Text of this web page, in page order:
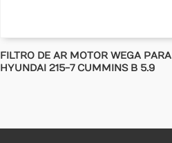
FILTRO DE AR MOTOR WEGA PARA
HYUNDAI 215-7 CUMMINS B 5.9